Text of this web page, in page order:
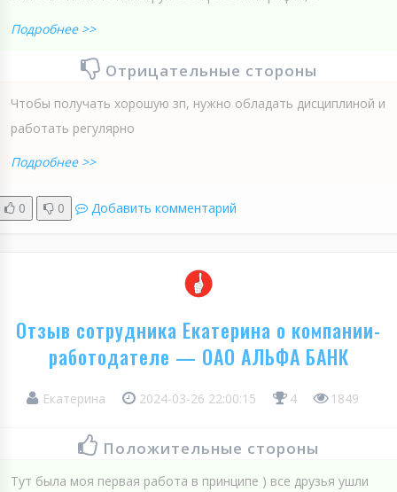
Подробнее >>
Отрицательные стороны
Чтобы получать хорошую зп, нужно обладать дисциплиной и
работать регулярно
Подробнее >>
0 0 Добавить комментарий
Отзыв сотрудника Екатерина о компании-
работодателе — ОАО АЛЬФА БАНК
Екатерина 2024-03-26 22:00:15 4 1849
Положительные стороны
Тут была моя первая работа в принципе ) все друзья ушли